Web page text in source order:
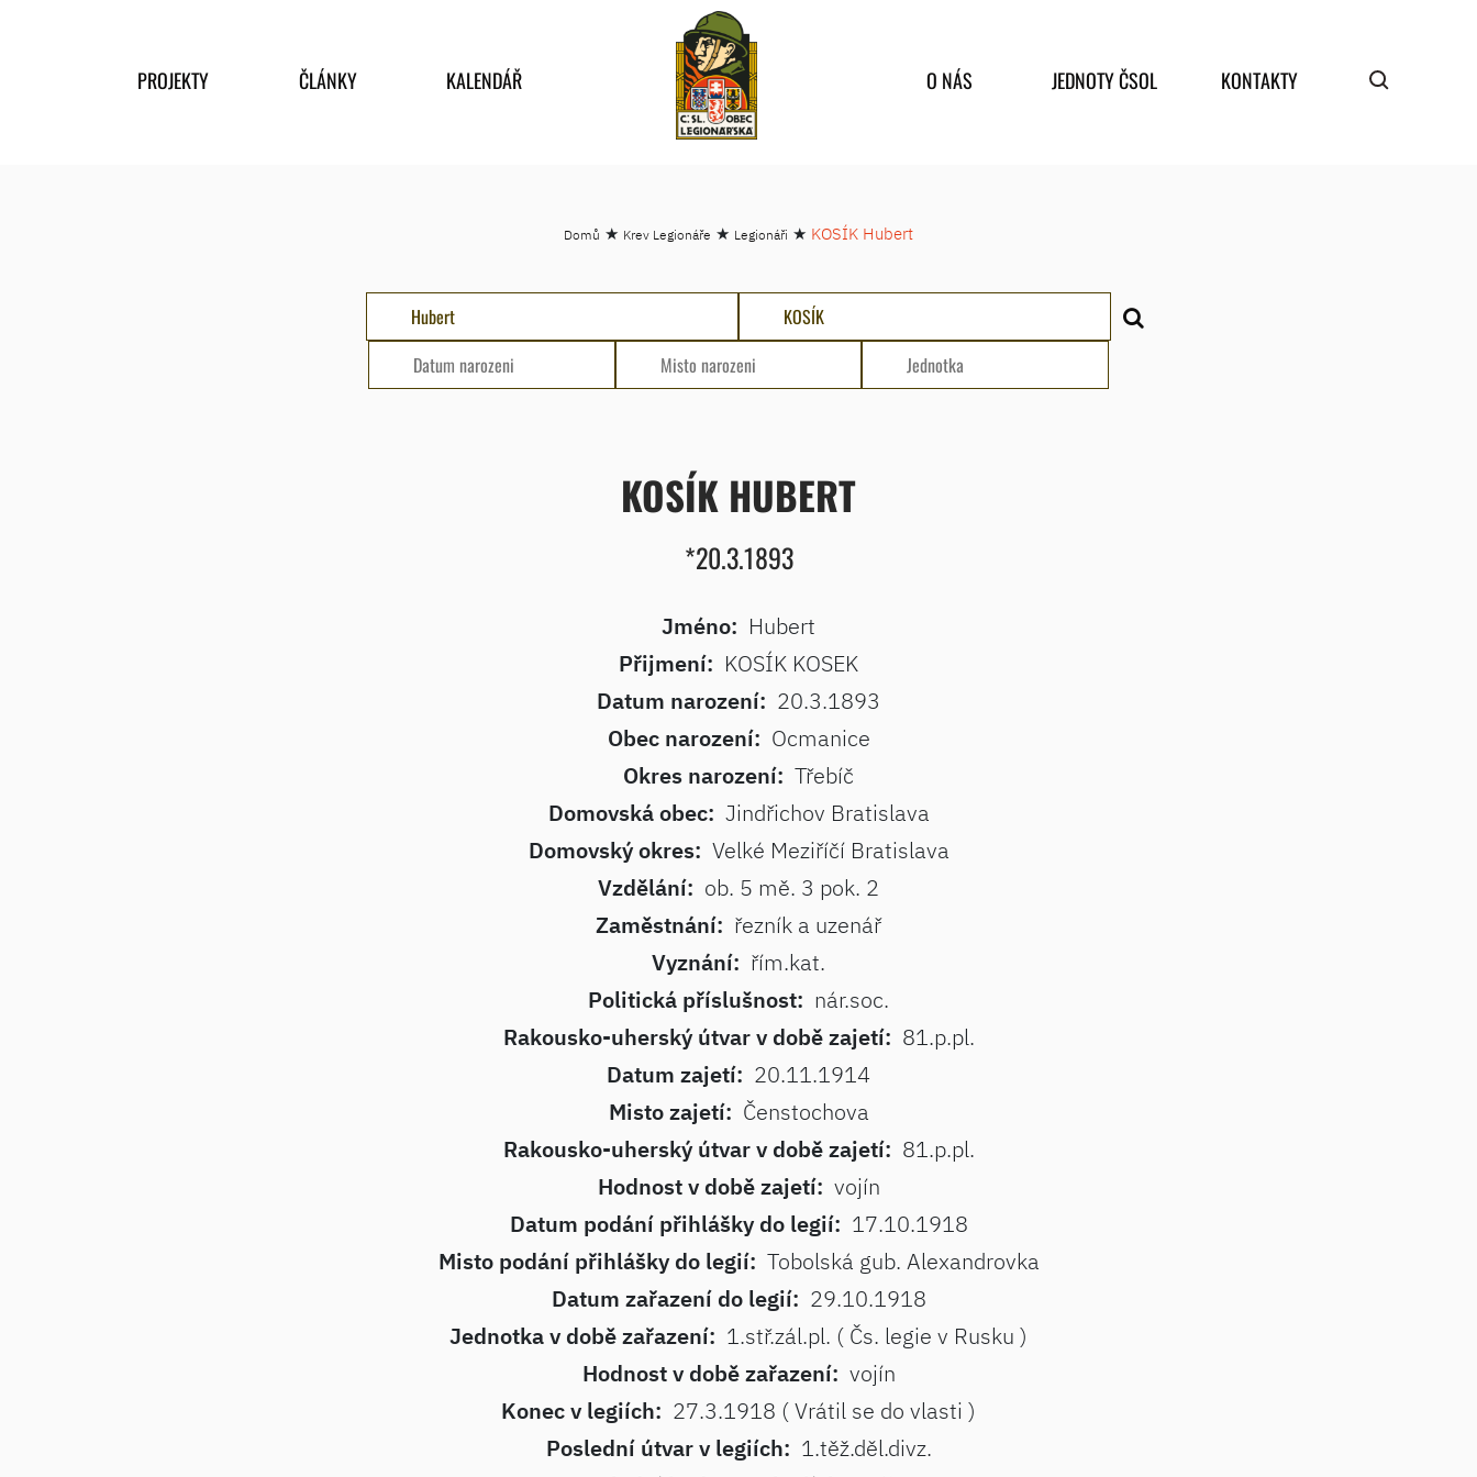
PROJEKTY ČLÁNKY KALENDÁŘ O NÁS JEDNOTY ČSOL KONTAKTY
Domů ★ Krev Legionáře ★ Legionáři ★ KOSÍK Hubert
KOSÍK HUBERT
*20.3.1893
Jméno: Hubert
Přijmení: KOSÍK KOSEK
Datum narození: 20.3.1893
Obec narození: Ocmanice
Okres narození: Třebíč
Domovská obec: Jindřichov Bratislava
Domovský okres: Velké Meziříčí Bratislava
Vzdělání: ob. 5 mě. 3 pok. 2
Zaměstnání: řezník a uzenář
Vyznání: řím.kat.
Politická příslušnost: nár.soc.
Rakousko-uherský útvar v době zajetí: 81.p.pl.
Datum zajetí: 20.11.1914
Misto zajetí: Čenstochova
Rakousko-uherský útvar v době zajetí: 81.p.pl.
Hodnost v době zajetí: vojín
Datum podání přihlášky do legií: 17.10.1918
Misto podání přihlášky do legií: Tobolská gub. Alexandrovka
Datum zařazení do legií: 29.10.1918
Jednotka v době zařazení: 1.stř.zál.pl. ( Čs. legie v Rusku )
Hodnost v době zařazení: vojín
Konec v legiích: 27.3.1918 ( Vrátil se do vlasti )
Poslední útvar v legiích: 1.těž.děl.divz.